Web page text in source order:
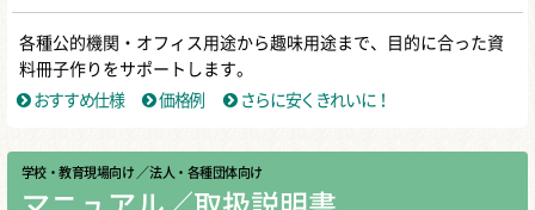
各種公的機関・オフィス用途から趣味用途まで、目的に合った資
料冊子作りをサポートします。
おすすめ仕様
価格例 さらに安くきれいに！
学校・教育現場向け ／ 法人・各種団体向け